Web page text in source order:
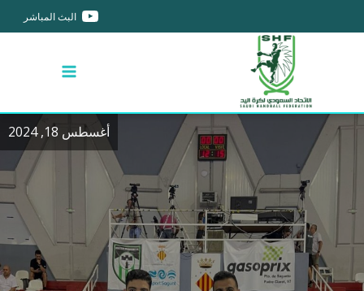
البث المباشر
أغسطس 18, 2024